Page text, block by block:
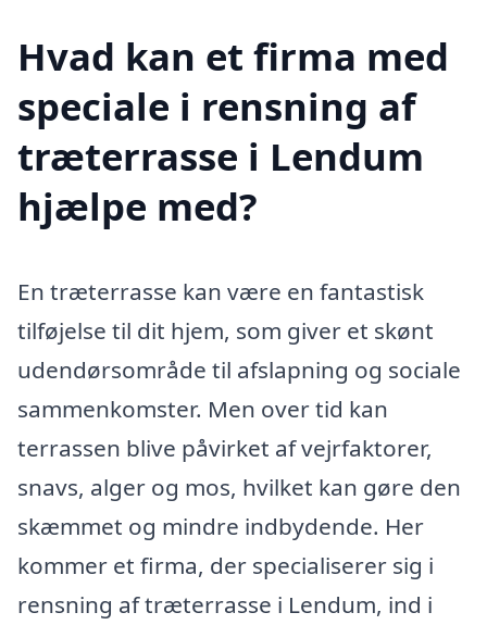
Hvad kan et firma med
speciale i rensning af
træterrasse i Lendum
hjælpe med?
En træterrasse kan være en fantastisk
tilføjelse til dit hjem, som giver et skønt
udendørsområde til afslapning og sociale
sammenkomster. Men over tid kan
terrassen blive påvirket af vejrfaktorer,
snavs, alger og mos, hvilket kan gøre den
skæmmet og mindre indbydende. Her
kommer et firma, der specialiserer sig i
rensning af træterrasse i Lendum, ind i